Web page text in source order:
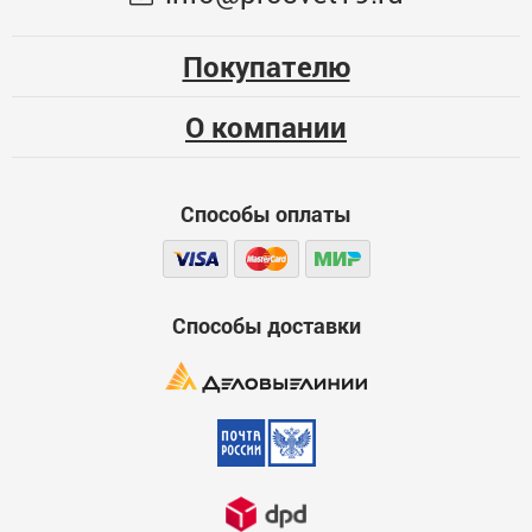
Больше года
Покупателю
О компании
Способы оплаты
Способы доставки